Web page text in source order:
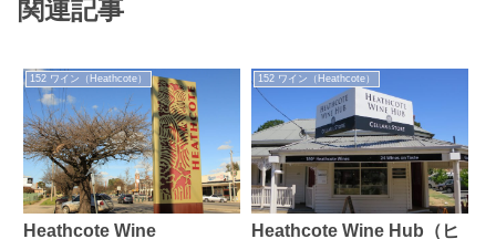
関連記事
152 ワイン（Heathcote）
Heathcote Wine
152 ワイン（Heathcote）
Heathcote Wine Hub（ヒ